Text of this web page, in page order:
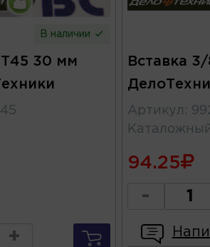
В наличии
T45 30 мм
+
Вставка
Артикул :
94.25
-